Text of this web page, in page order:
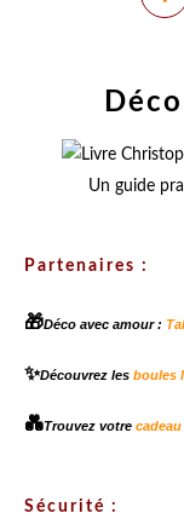
Un guide
Partenaires :
🎁Déco avec amour :
✨Découvrez les boules
💑Trouvez votre
Sécurité :